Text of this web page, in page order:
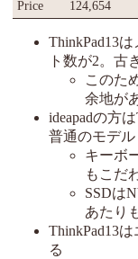
Price
124,654
ThinkPad13
ト数が2。古
このた
余地が
ideapadの方
普通のモデル
キーボ
もこだ
SSDは
あたり
ThinkPad13
る